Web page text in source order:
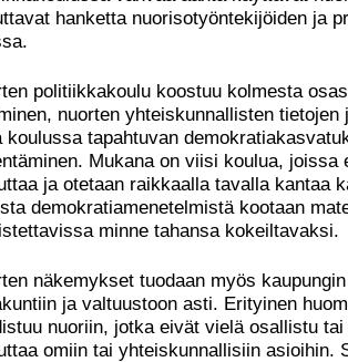
hanketta nuorisotyöntekijöiden ja
politiikkakoulu koostuu kolmesta
nuorten yhteiskunnallisten
koulussa tapahtuvan
Mukana on viisi koulua, joissa
ja otetaan raikkaalla tavalla kantaa
demokratiamenetelmistä kootaan
minne tahansa kokeiltavaksi.
näkemykset tuodaan myös
ja valtuustoon asti. Erityinen
nuoriin, jotka eivät vielä osallistu
omiin tai yhteiskunnallisiin asioihin.